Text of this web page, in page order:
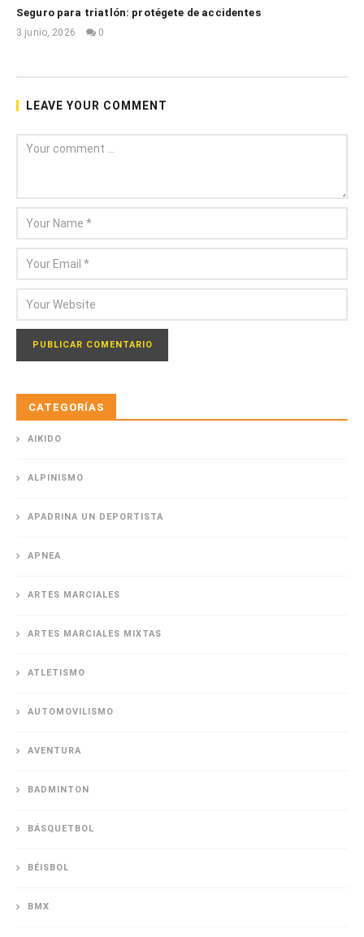
Seguro para triatlón: protégete de accidentes
3 junio, 2026
0
LEAVE YOUR COMMENT
CATEGORÍAS
AIKIDO
ALPINISMO
APADRINA UN DEPORTISTA
APNEA
ARTES MARCIALES
ARTES MARCIALES MIXTAS
ATLETISMO
AUTOMOVILISMO
AVENTURA
BADMINTON
BÁSQUETBOL
BÉISBOL
BMX